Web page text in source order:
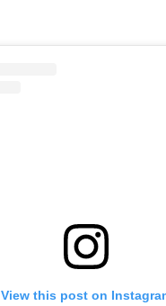
View this post on